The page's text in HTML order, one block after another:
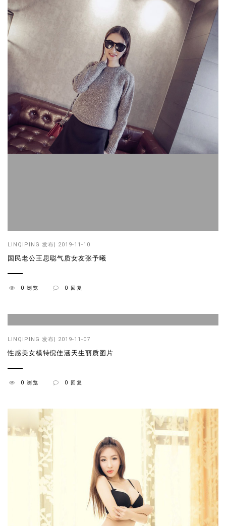
LINQIPING 发布| 2019-11-10
国民老公王思聪气质女友张予曦
0 浏览 0 回复
LINQIPING 发布| 2019-11-07
性感美女模特倪佳涵天生丽质图片
0 浏览 0 回复